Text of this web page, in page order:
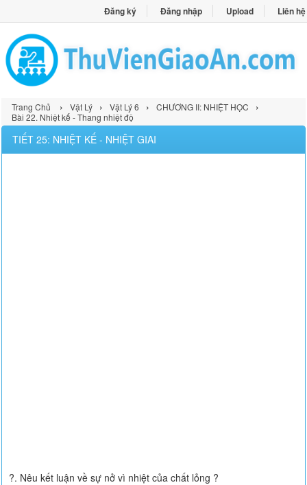
Đăng ký Đăng nhập Upload Liên hệ
Trang Chủ › Vật Lý › Vật Lý 6 › CHƯƠNG II: NHIỆT HỌC ›
Bài 22. Nhiệt kế - Thang nhiệt độ
TIẾT 25: NHIỆT KẾ - NHIỆT GIAI
?. Nêu kết luận về sự nở vì nhiệt của chất lỏng ?